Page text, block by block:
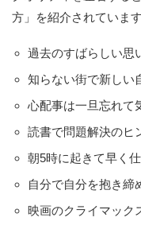
方」を紹介されています
過去のすばらしい思
知らない街で新しい
心配事は一旦忘れて
読書で問題解決のヒ
朝5時に起きて早く
自分で自分を抱き締
映画のクライマック